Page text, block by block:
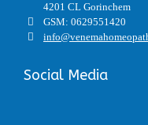
4201 CL Gorinchem
GSM: 0629551420
Social Media